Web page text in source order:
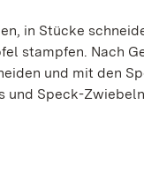
in Stücke
stampfen. Nach
und mit den
und Speck-